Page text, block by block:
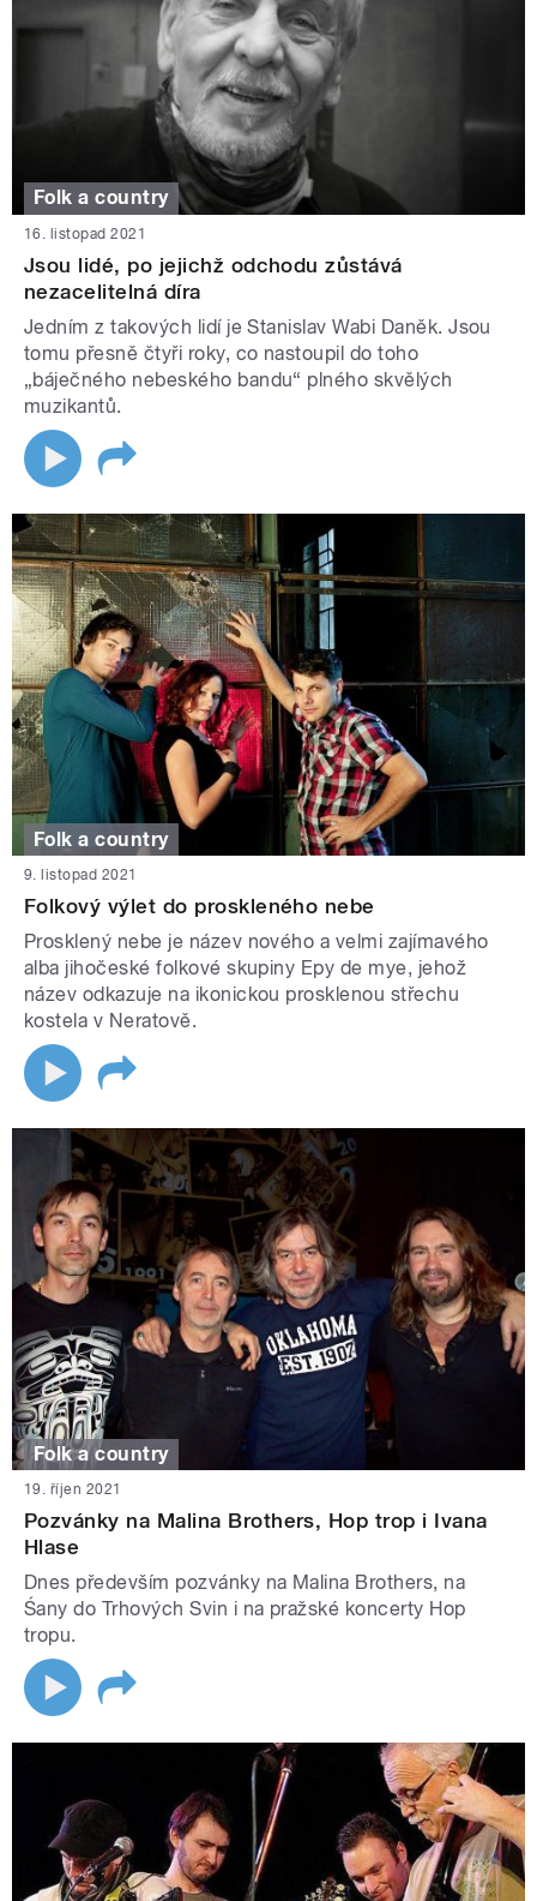
Folk a country
16. listopad 2021
Jsou lidé, po jejichž odchodu zůstává
nezacelitelná díra
Jedním z takových lidí je Stanislav Wabi Daněk. Jsou
tomu přesně čtyři roky, co nastoupil do toho
„báječného nebeského bandu“ plného skvělých
muzikantů.
Folk a country
9. listopad 2021
Folkový výlet do proskleného nebe
Prosklený nebe je název nového a velmi zajímavého
alba jihočeské folkové skupiny Epy de mye, jehož
název odkazuje na ikonickou prosklenou střechu
kostela v Neratově.
Folk a country
19. říjen 2021
Pozvánky na Malina Brothers, Hop trop i Ivana
Hlase
Dnes především pozvánky na Malina Brothers, na
Śany do Trhových Svin i na pražské koncerty Hop
tropu.